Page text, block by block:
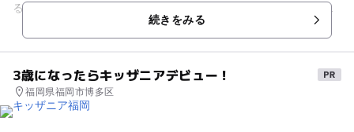
るイチゴ園です。品種は「ゆうべに」「紅ほっぺ」「かおり
野」「ひのしずく」など5種類...
続きをみる
3歳になったらキッザニアデビュー！
福岡県福岡市博多区